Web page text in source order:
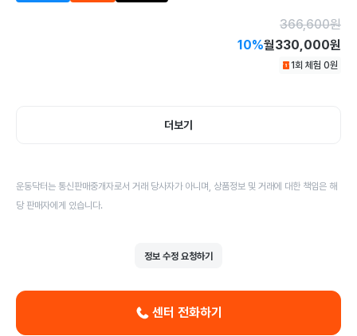
366,600원
10%월330,000원
1회 체험 0원
더보기
운동닥터는 통신판매중개자로서 거래 당사자가 아니며, 상품정보 및 거래에 대한 책임은 해
당 판매자에게 있습니다.
정보 수정 요청하기
센터 전화하기